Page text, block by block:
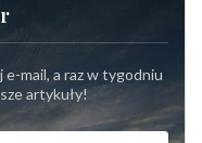
mail, a raz w tygodniu
artykuły!